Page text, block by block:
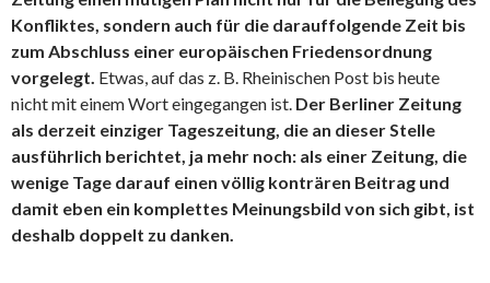
Konfliktes, sondern auch für die darauffolgende Zeit bis
zum Abschluss einer europäischen Friedensordnung
vorgelegt. Etwas, auf das z. B. Rheinischen Post bis heute
nicht mit einem Wort eingegangen ist. Der Berliner Zeitung
als derzeit einziger Tageszeitung, die an dieser Stelle
ausführlich berichtet, ja mehr noch: als einer Zeitung, die
wenige Tage darauf einen völlig konträren Beitrag und
damit eben ein komplettes Meinungsbild von sich gibt, ist
deshalb doppelt zu danken.